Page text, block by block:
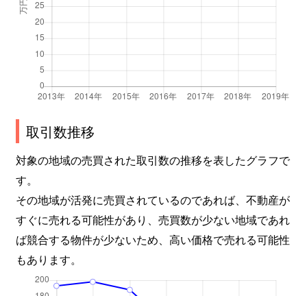
取引数推移
対象の地域の売買された取引数の推移を表したグラフで
す。
その地域が活発に売買されているのであれば、不動産が
すぐに売れる可能性があり、売買数が少ない地域であれ
ば競合する物件が少ないため、高い価格で売れる可能性
もあります。